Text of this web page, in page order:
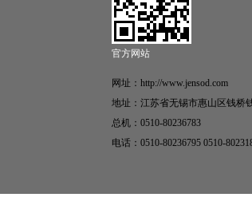
官方网站
网址：http://www.jensod.com
地址：江苏省无锡市惠山区钱桥
总机：0510-80236783
电话：0510-80236795 0510-